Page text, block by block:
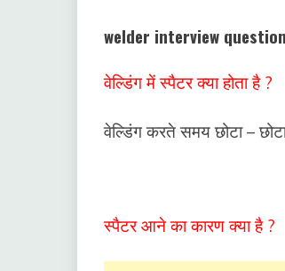
welder interview
वेल्डिंग में स्पैटर क्या होता है ?
वेल्डिंग करते समय छोटा –
स्पैटर आने का कारण क्या है ?